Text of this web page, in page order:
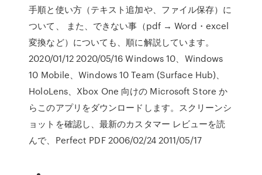
手順と使い方（テキスト追加や、ファイル保存）に
ついて、 また、できない事（pdf → Word・excel
変換など）についても、順に解説しています。
2020/01/12 2020/05/16 Windows 10、Windows
10 Mobile、Windows 10 Team (Surface Hub)、
HoloLens、Xbox One 向けの Microsoft Store か
らこのアプリをダウンロードします。スクリーンシ
ョットを確認し、最新のカスタマー レビューを読
んで、Perfect PDF 2006/02/24 2011/05/17